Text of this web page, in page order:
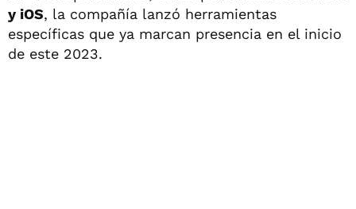
y iOS, la compañía lanzó herramientas
específicas que ya marcan presencia en el inicio
de este 2023.